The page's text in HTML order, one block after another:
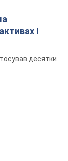
і
десятки